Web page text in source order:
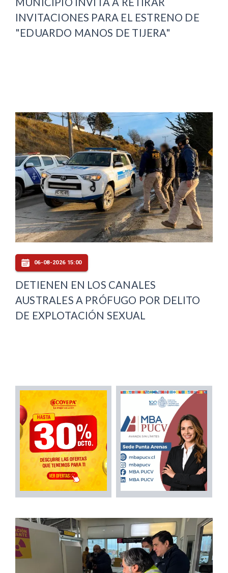
INVITACIONES PARA EL ESTRENO DE
"EDUARDO MANOS DE TIJERA"
06-08-2026 15:00
DETIENEN EN LOS CANALES
AUSTRALES A PRÓFUGO POR DELITO
DE EXPLOTACIÓN SEXUAL